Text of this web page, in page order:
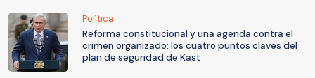
Política
Reforma constitucional y una agenda contra el
crimen organizado: los cuatro puntos claves del
plan de seguridad de Kast